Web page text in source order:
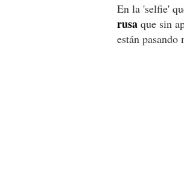
En la 'selfie'
rusa que sin
están